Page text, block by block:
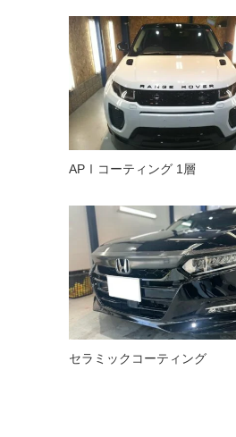
APⅠコーティング 1層
セラミックコーティング